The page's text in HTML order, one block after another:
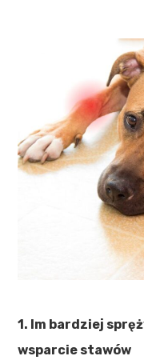
1. Im bardziej
wsparcie stawów